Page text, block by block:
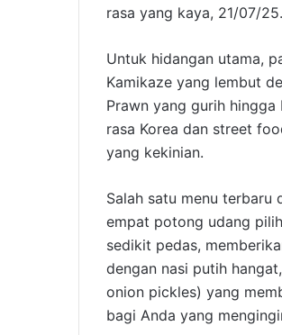
rasa yang kaya, 21/07/25.
Untuk hidangan utama,
Kamikaze yang lembut
Prawn yang gurih
rasa Korea dan street
yang kekinian.
Salah satu menu terbaru
empat potong udang
sedikit pedas,
dengan nasi putih
onion pickles) yang
bagi Anda yang